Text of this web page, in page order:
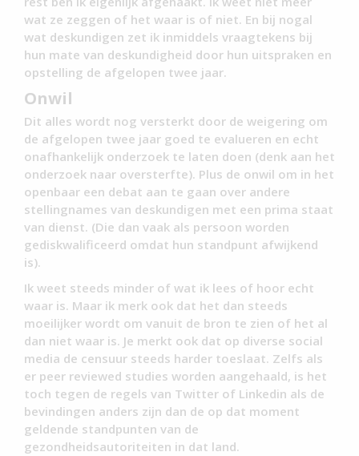
wat ze zeggen of het waar is of niet. En bij nogal
wat deskundigen zet ik inmiddels vraagtekens bij
hun mate van deskundigheid door hun uitspraken en
opstelling de afgelopen twee jaar.
Onwil
Dit alles wordt nog versterkt door de weigering om
de afgelopen twee jaar goed te evalueren en echt
onafhankelijk onderzoek te laten doen (denk aan het
onderzoek naar oversterfte). Plus de onwil om in het
openbaar een debat aan te gaan over andere
stellingnames van deskundigen met een prima staat
van dienst. (Die dan vaak als persoon worden
gediskwalificeerd omdat hun standpunt afwijkend
is).
Ik weet steeds minder of wat ik lees of hoor echt
waar is. Maar ik merk ook dat het dan steeds
moeilijker wordt om vanuit de bron te zien of het al
dan niet waar is. Je merkt ook dat op diverse social
media de censuur steeds harder toeslaat. Zelfs als
er peer reviewed studies worden aangehaald, is het
toch tegen de regels van Twitter of Linkedin als de
bevindingen anders zijn dan de op dat moment
geldende standpunten van de
gezondheidsautoriteiten in dat land.